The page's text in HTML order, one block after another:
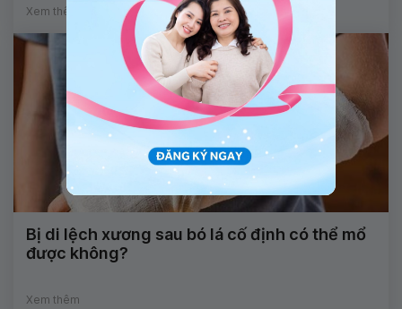
Xem thêm
Bị di lệch xương sau bó lá cố định có thể mổ
được không?
Xem thêm